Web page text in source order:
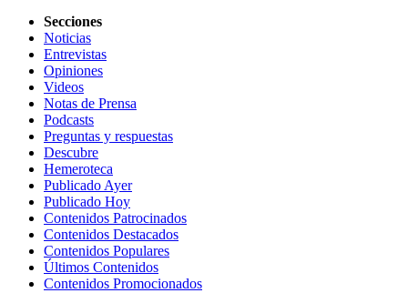
Secciones
Noticias
Entrevistas
Opiniones
Videos
Notas de Prensa
Podcasts
Preguntas y respuestas
Descubre
Hemeroteca
Publicado Ayer
Publicado Hoy
Contenidos Patrocinados
Contenidos Destacados
Contenidos Populares
Últimos Contenidos
Contenidos Promocionados